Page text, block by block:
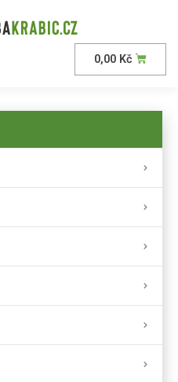
0,00 Kč